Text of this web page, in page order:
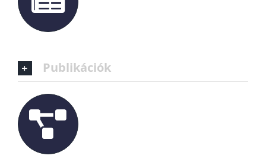
Publikációk